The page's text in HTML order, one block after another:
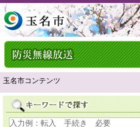
玉名市コンテンツ